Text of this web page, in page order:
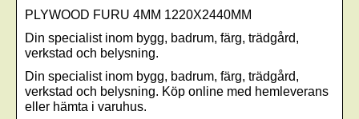
PLYWOOD FURU 4MM 1220X2440MM
Din specialist inom bygg, badrum, färg, trädgård,
verkstad och belysning.
Din specialist inom bygg, badrum, färg, trädgård,
verkstad och belysning. Köp online med hemleverans
eller hämta i varuhus.